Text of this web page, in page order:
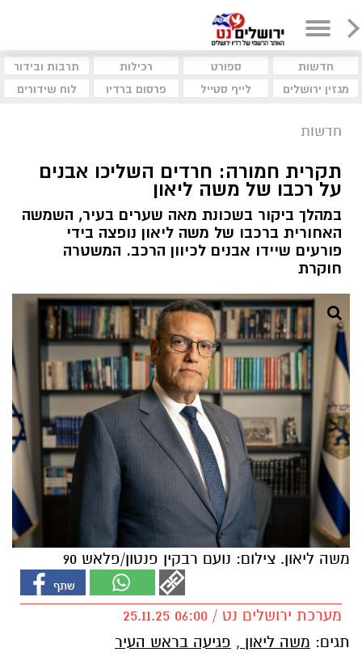
חדשות ספורט רכילות
תרבות ובידור
מגזין ירושלים
לייף סטייל פרסום ברדיו לוח שידורים
חדשות
תקרית חמורה: חרדים השליכו אבנים
על רכבו של משה ליאון
במהלך ביקור בשכונת מאה שערים בעיר, השמשה
האחורית ברכבו של משה ליאון נופצה בידי
פורעים שיידו אבנים לכיוון הרכב. המשטרה
חוקרת
משה ליאון. צילום: נועם רבקין פנטון/פלאש 90
מערכת ירושלים נט / 06:00 25.11.25
תגים: משה ליאון , פגיעה בראש העיר